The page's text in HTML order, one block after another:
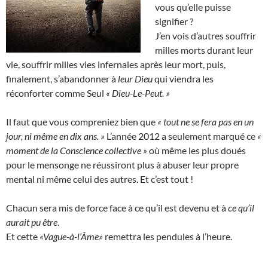
vous qu’elle puisse
signifier ?
J’en vois d’autres souffrir
milles morts durant leur
vie, souffrir milles vies infernales après leur mort, puis,
finalement, s’abandonner à leur Dieuqui viendra les
réconforter comme Seul « Dieu-Le-Peut. »
Il faut que vous compreniez bien que « tout ne se fera pas en un
jour, ni même en dix ans. » L’année 2012 a seulement marqué ce «
moment de la Conscience collective » où même les plus doués
pour le mensonge ne réussiront plus à abuser leur propre
mental ni même celui des autres. Et c’est tout !
Chacun sera mis de force face à ce qu’il est devenu et àce qu’il
aurait pu être
Et cette «Vague-à-l’Âme» remettra les pendules à l’heure.